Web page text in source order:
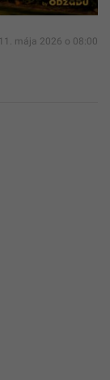
11. mája 2026 o 08:00